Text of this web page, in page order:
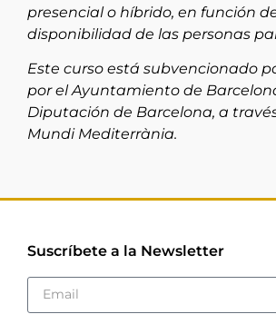
presencial o híbrido, en función
disponibilidad de las personas
Este curso está subvencionado
por el Ayuntamiento de
Diputación de Barcelona, a
Mundi Mediterrània.
Suscríbete a la Newsletter